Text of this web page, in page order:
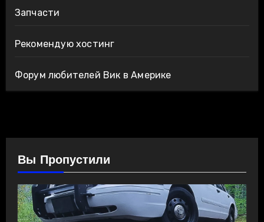
Запчасти
Рекомендую хостинг
Форум любителей Вик в Америке
Вы Пропустили